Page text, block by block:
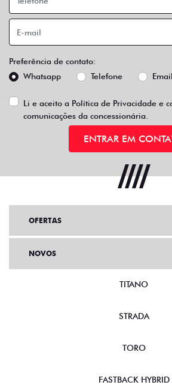
Preferência de contato:
Whatsapp
Telefone Email
Li e aceito a Política de Privacidade e
comunicações da concessionária.
ENTRAR EM
OFERTAS
NOVOS
TITANO
STRADA
TORO
FASTBACK HYBRID